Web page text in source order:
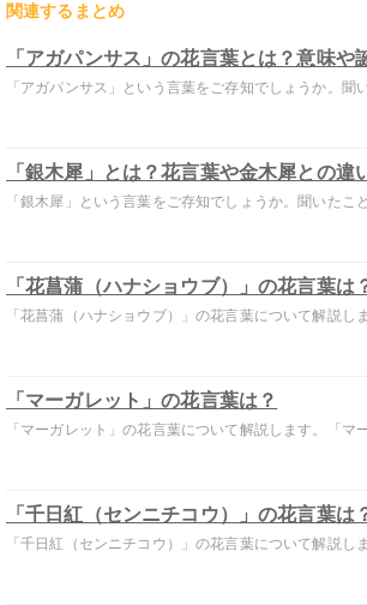
関連するまとめ
「アガパンサス」の花言葉とは？意味や
「アガパンサス」という言葉をご存知でしょうか。聞
「銀木犀」とは？花言葉や金木犀との違
「銀木犀」という言葉をご存知でしょうか。聞いたこ
「花菖蒲（ハナショウブ）」の花言葉は
「花菖蒲（ハナショウブ）」の花言葉について解説し
「マーガレット」の花言葉は？
「マーガレット」の花言葉について解説します。「マ
「千日紅（センニチコウ）」の花言葉は
「千日紅（センニチコウ）」の花言葉について解説し